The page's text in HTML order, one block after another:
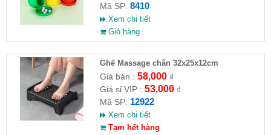
Mã SP: 8410
Xem chi tiết
Giỏ hàng
Ghế Massage chân 32x25x12cm
Giá bán : 58,000₫
Giá sỉ VIP : 53,000₫
Mã SP: 12922
Xem chi tiết
Tạm hết hàng